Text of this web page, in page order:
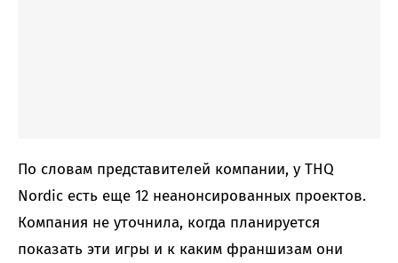
По словам представителей компании, у THQ
Nordic есть еще 12 неанонсированных проектов.
Компания не уточнила, когда планируется
показать эти игры и к каким франшизам они